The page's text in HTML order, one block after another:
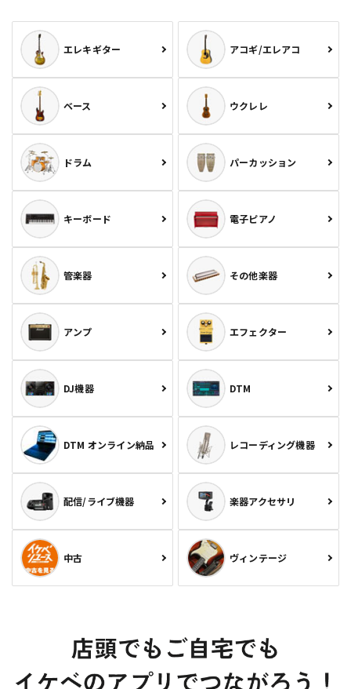
エレキギター アコギ/エレアコ
ベース ウクレレ
ドラム パーカッション
キーボード 電子ピアノ
管楽器 その他楽器
アンプ エフェクター
DJ機器 DTM
DTM オンライン納品 レコーディング機器
配信/ライブ機器 楽器アクセサリ
中古 ヴィンテージ